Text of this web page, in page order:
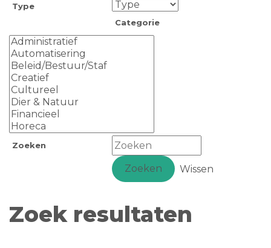
Type
Categorie
Zoeken
Zoeken Wissen
Zoek resultaten